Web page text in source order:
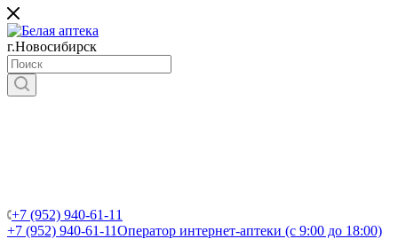
г.Новосибирск
+7 (952) 940-61-11
+7 (952) 940-61-11Оператор интернет-аптеки (с 9:00 до 18:00)